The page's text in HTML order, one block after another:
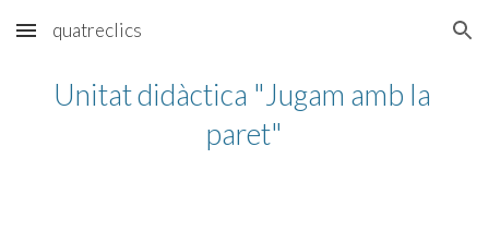
Skip to main content Skip to navigation
quatreclics
Unitat didàctica "Jugam amb la
paret"